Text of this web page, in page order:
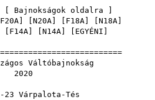
Bajnokságok oldalra
F20A N20A F18A N18A
F14A N14A EGYÉNI
Váltóbajnokság
Várpalota-Tés